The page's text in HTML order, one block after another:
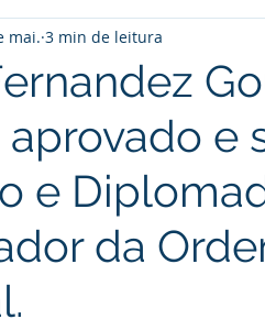
e
e
da
mai. 3 min de leitura